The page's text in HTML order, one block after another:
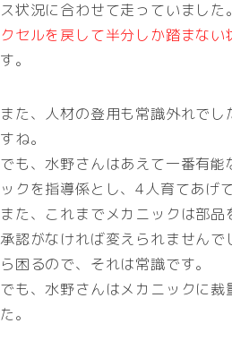
ス状況に合わせて走っていました
クセルを戻して半分しか踏まな
す。
また、人材の登用も常識外れで
すね。
でも、水野さんはあえて一番有
ックを指導係とし、4人育てあげ
また、これまでメカニックは部
承認がなければ変えられません
ら困るので、それは常識です。
でも、水野さんはメカニックに
た。